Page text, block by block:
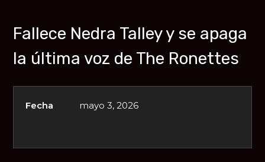
Fallece Nedra Talley y se apaga
la última voz de The Ronettes
Fecha mayo 3, 2026